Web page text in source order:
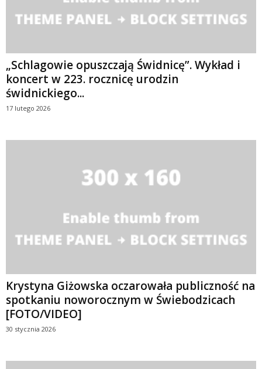
„Schlagowie opuszczają Świdnicę”. Wykład i
koncert w 223. rocznicę urodzin
świdnickiego...
17 lutego 2026
Krystyna Giżowska oczarowała publiczność na
spotkaniu noworocznym w Świebodzicach
[FOTO/VIDEO]
30 stycznia 2026